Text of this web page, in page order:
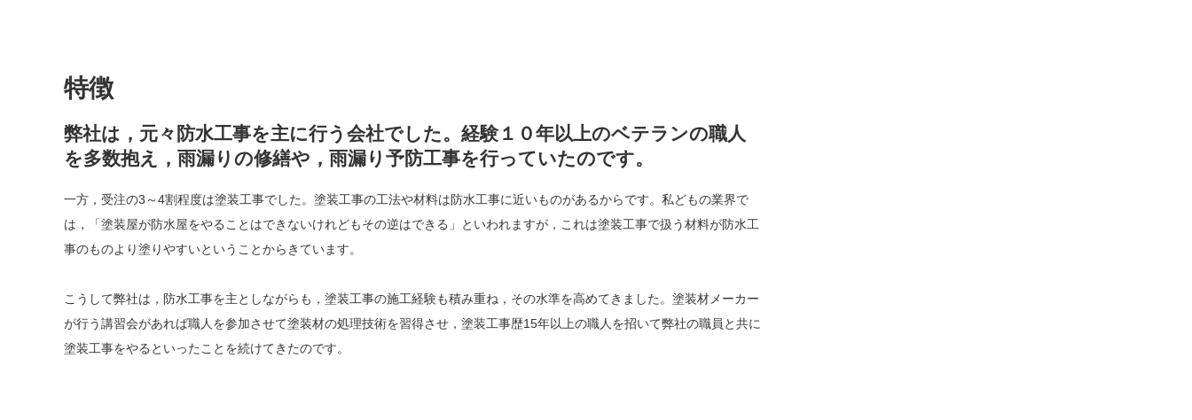
特徴
弊社は，元々防水工事を主に行う会社でした。経験１０年以上のベテランの職人
を多数抱え，雨漏りの修繕や，雨漏り予防工事を行っていたのです。
一方，受注の3～4割程度は塗装工事でした。塗装工事の工法や材料は防水工事に近いものがあるからです。私どもの業界で
は，「塗装屋が防水屋をやることはできないけれどもその逆はできる」といわれますが，これは塗装工事で扱う材料が防水工
事のものより塗りやすいということからきています。
こうして弊社は，防水工事を主としながらも，塗装工事の施工経験も積み重ね，その水準を高めてきました。塗装材メーカー
が行う講習会があれば職人を参加させて塗装材の処理技術を習得させ，塗装工事歴15年以上の職人を招いて弊社の職員と共に
塗装工事をやるといったことを続けてきたのです。